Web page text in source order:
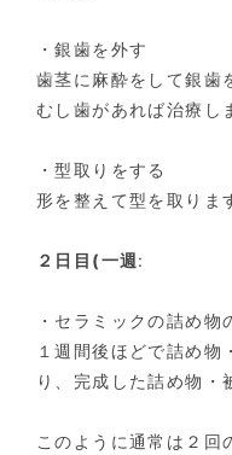
・銀歯を外す
歯茎に麻酔をして銀歯
むし歯があれば治療し
・型取りをする
形を整えて型を取りま
２日目(一週:
・セラミックの詰め物
１週間後ほどで詰め物
り、完成した詰め物・
このように通常は２回